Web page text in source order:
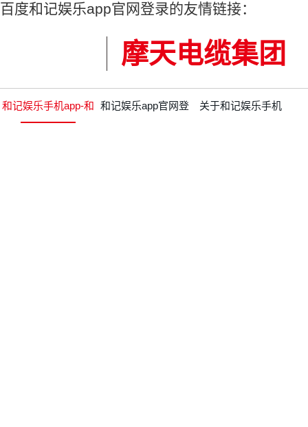
百度和记娱乐app官网登录的友情链接：
摩天电缆集团
和记娱乐手机app-和 和记娱乐app官网登 关于和记娱乐手机